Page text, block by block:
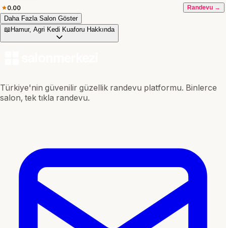
0.00 Randevu →
Daha Fazla Salon Göster
📖 Hamur, Agri Kedi Kuaforu Hakkında
Türkiye'nin güvenilir güzellik randevu platformu. Binlerce
salon, tek tıkla randevu.